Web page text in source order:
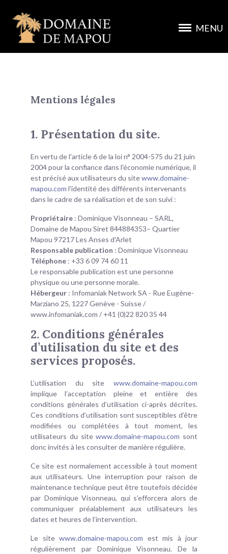
MENU
Mentions légales
1. Présentation du site.
En vertu de l'article 6 de la loi n° 2004-575 du 21 juin
2004 pour la confiance dans l'économie numérique, il
est précisé aux utilisateurs du sitewww.domaine-
mapou.com l'identité des différents intervenants
dans le cadre de sa réalisation et de son suivi :
Propriétaire : Dominique Visonneau – SARL,
Domaine de Mapou Siret 844884353– Quartier
Mapou 97217 Les Anses d'Arlet
Responsable publication : Dominique Visonneau
Téléphone : +33 6 09 74 60 11
Le responsable publication est une personne
physique ou une personne morale.
Hébergeur : Infomaniak Network SA - Rue Eugène-
Marziano 25, 1227 Genève - Suisse /
www.infomaniak.com / +41 (0)22 820 35 44
2. Conditions générales
d’utilisation du site et des
services proposés.
L’utilisation du site www.domaine-mapou.com
implique l’acceptation pleine et entière des
conditions générales d’utilisation ci-après décrites.
Ces conditions d’utilisation sont susceptibles d’être
modifiées ou complétées à tout moment, les
utilisateurs du sitewww.domaine-mapou.com sont
donc invités à les consulter de manière régulière.
Ce site est normalement accessible à tout moment
aux utilisateurs. Une interruption pour raison de
maintenance technique peut être toutefois décidée
par Dominique Visonneau, qui s’efforcera alors de
communiquer préalablement aux utilisateurs les
dates et heures de l’intervention.
Le site www.domaine-mapou.com est mis à jour
régulièrement par Dominique Visonneau. De la